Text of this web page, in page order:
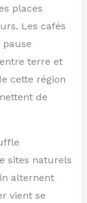
places
Les cafés
terre et
cette région
de
sites naturels
alternent
vient se